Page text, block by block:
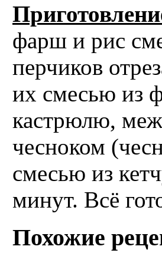
фарш и рис
перчиков
их смесью из
кастрюлю,
чесноком
смесью из
минут. Всё
Похожие